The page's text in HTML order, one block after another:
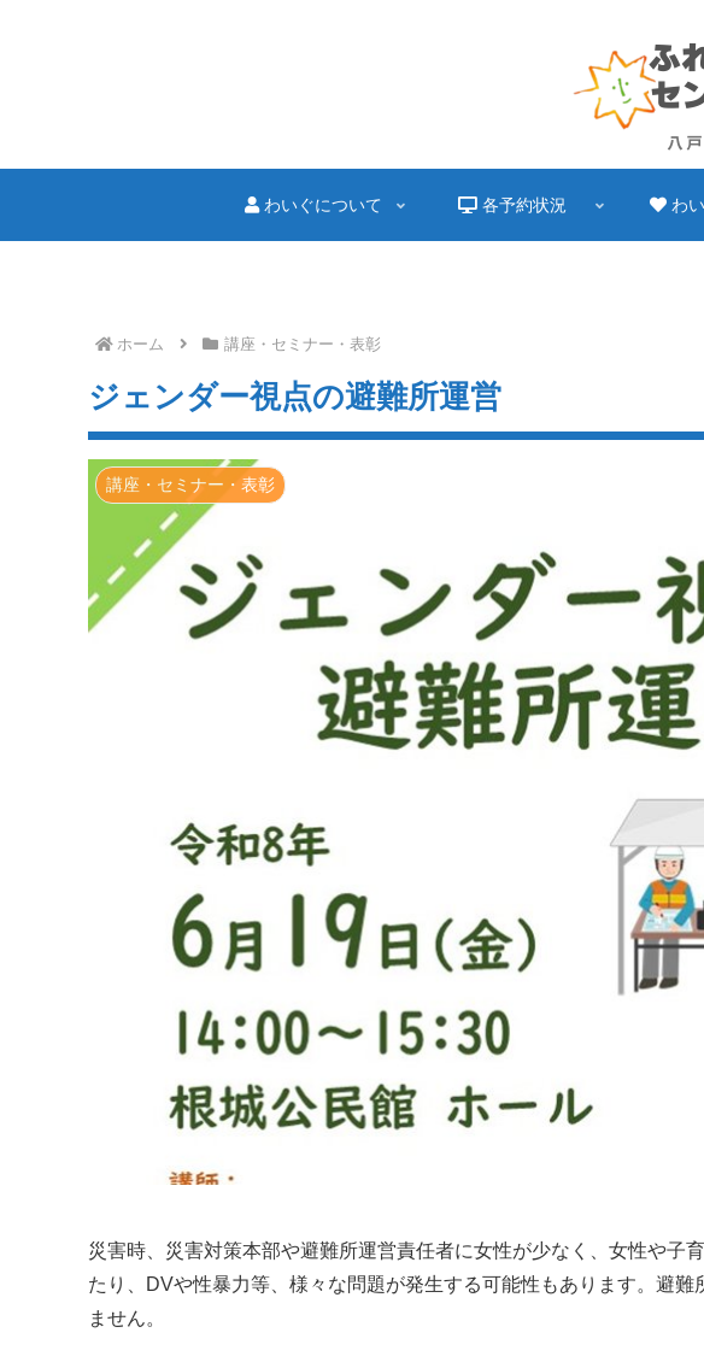
わいぐについて 各予約状況 わ
ホーム 講座・セミナー・表彰
ジェンダー視点の避難所運営
講座・セミナー・表彰
災害時、災害対策本部や避難所運営責任者に女性が少なく、女性や子
たり、DVや性暴力等、様々な問題が発生する可能性もあります。避
ません。